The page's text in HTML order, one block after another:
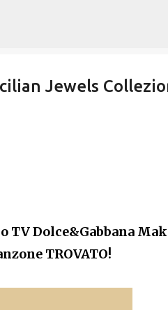
Jewels
TV Dolce&Gabbana
TROVATO!